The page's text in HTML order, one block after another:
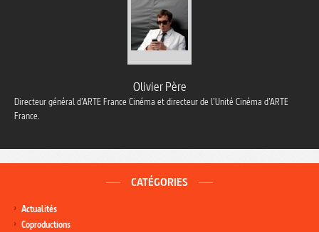
Olivier Père
Directeur général d’ARTE France Cinéma et directeur de l’Unité Cinéma d’ARTE
France.
CATÉGORIES
Actualités
Coproductions